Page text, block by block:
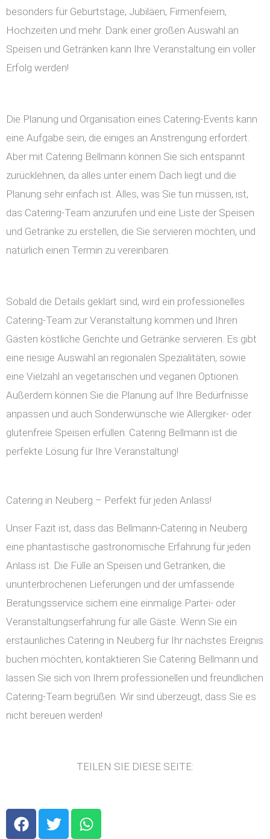
besonders für Geburtstage, Jubiläen, Firmenfeiern,
Hochzeiten und mehr. Dank einer großen Auswahl an
Speisen und Getränken kann Ihre Veranstaltung ein voller
Erfolg werden!
Die Planung und Organisation eines Catering-Events kann
eine Aufgabe sein, die einiges an Anstrengung erfordert.
Aber mit Catering Bellmann können Sie sich entspannt
zurücklehnen, da alles unter einem Dach liegt und die
Planung sehr einfach ist. Alles, was Sie tun müssen, ist,
das Catering-Team anzurufen und eine Liste der Speisen
und Getränke zu erstellen, die Sie servieren möchten, und
natürlich einen Termin zu vereinbaren.
Sobald die Details geklärt sind, wird ein professionelles
Catering-Team zur Veranstaltung kommen und Ihren
Gästen köstliche Gerichte und Getränke servieren. Es gibt
eine riesige Auswahl an regionalen Spezialitäten, sowie
eine Vielzahl an vegetarischen und veganen Optionen.
Außerdem können Sie die Planung auf Ihre Bedürfnisse
anpassen und auch Sonderwünsche wie Allergiker- oder
glutenfreie Speisen erfüllen. Catering Bellmann ist die
perfekte Lösung für Ihre Veranstaltung!
Catering in Neuberg – Perfekt für jeden Anlass!
Unser Fazit ist, dass das Bellmann-Catering in Neuberg
eine phantastische gastronomische Erfahrung für jeden
Anlass ist. Die Fülle an Speisen und Getränken, die
ununterbrochenen Lieferungen und der umfassende
Beratungsservice sichern eine einmalige Partei- oder
Veranstaltungserfahrung für alle Gäste. Wenn Sie ein
erstaunliches Catering in Neuberg für Ihr nächstes Ereignis
buchen möchten, kontaktieren Sie Catering Bellmann und
lassen Sie sich von Ihrem professionellen und freundlichen
Catering-Team begrüßen. Wir sind überzeugt, dass Sie es
nicht bereuen werden!
TEILEN SIE DIESE SEITE:
F
a
T
w
W
h